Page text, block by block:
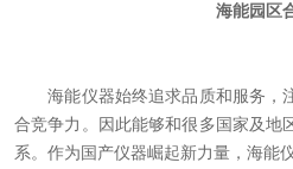
海能园区
海能仪器始终追求品质和服务，
合竞争力。因此能够和很多国家及地
系。作为国产仪器崛起新力量，海能